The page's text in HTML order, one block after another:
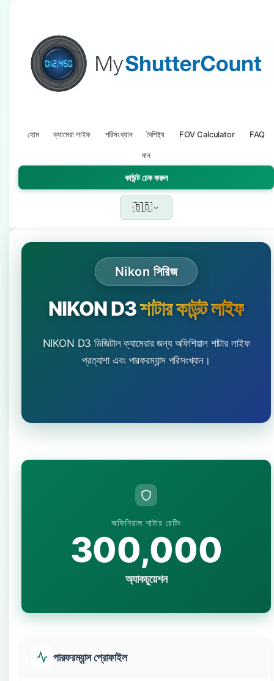
হোম ক্যামেরা লাইফ পরিসংখ্যান বৈশিষ্ট্য FOV Calculator FAQ
দান
কাউন্ট চেক করুন
🇧🇩
Nikon সিরিজ
NIKON D3শাটার কাউন্ট লাইফ
NIKON D3 ডিজিটাল ক্যামেরার জন্য অফিশিয়াল শাটার লাইফ
প্রত্যাশা এবং পারফরম্যান্স পরিসংখ্যান।
অফিশিয়াল শাটার রেটিং
300,000
অ্যাকচুয়েশন
পারফরম্যান্স প্রোফাইল